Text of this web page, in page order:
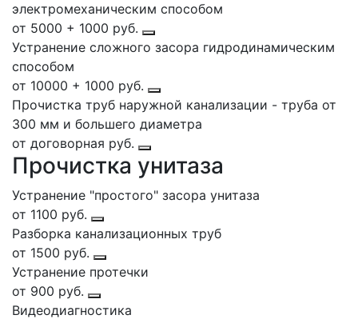
электромеханическим способом
от 5000 + 1000 руб.
Устранение сложного засора гидродинамическим
способом
от 10000 + 1000 руб.
Прочистка труб наружной канализации - труба от
300 мм и большего диаметра
от договорная руб.
Прочистка унитаза
Устранение "простого" засора унитаза
от 1100 руб.
Разборка канализационных труб
от 1500 руб.
Устранение протечки
от 900 руб.
Видеодиагностика